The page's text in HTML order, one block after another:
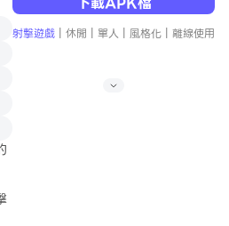
化各种各
的优势
玩家并
中测试
满曲折
Gun
射擊遊戲 | 休閒 | 單人 | 風格化 | 離線使用